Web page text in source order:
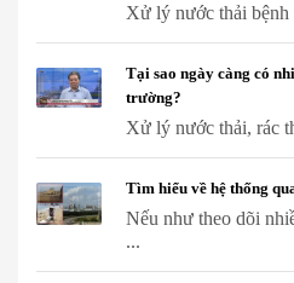
Xử lý nước thải bệnh
Tại sao ngày càng có
trường?
Xử lý nước thải, rác
Tìm hiểu về hệ thống
Nếu như theo dõi
...